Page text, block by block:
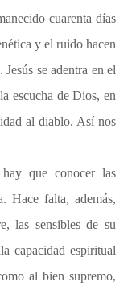
cuarenta días
y el ruido hacen
se adentra en el
escucha de Dios, en
al diablo. Así nos
que conocer las
Hace falta, además,
las sensibles de su
capacidad espiritual
al bien supremo,